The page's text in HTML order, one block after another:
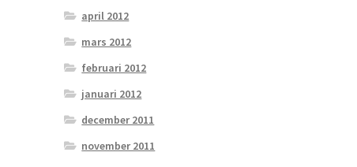
april 2012
mars 2012
februari 2012
januari 2012
december 2011
november 2011